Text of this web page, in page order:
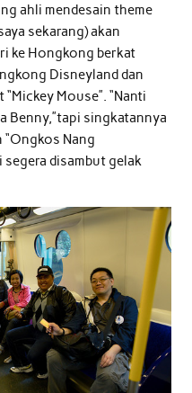
ahli mendesain theme
sekarang) akan
ke Hongkong berkat
Disneyland dan
Mouse”. “Nanti
Benny,”tapi singkatannya
Nang
segera disambut gelak